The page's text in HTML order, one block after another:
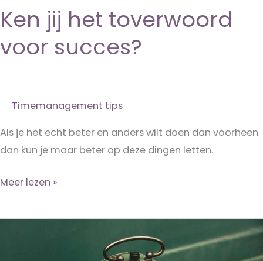
Ken jij het toverwoord
voor succes?
Timemanagement tips
Als je het echt beter en anders wilt doen dan voorheen
dan kun je maar beter op deze dingen letten.
Ken
het
Meer lezen »